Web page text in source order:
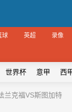
球 英超 录像
世界杯 意甲 西
兰克福VS斯图加特